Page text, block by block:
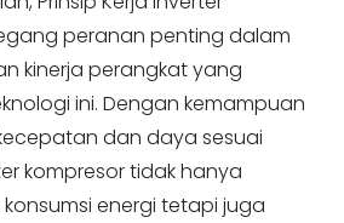
peranan penting dalam
kinerja perangkat yang
ini. Dengan kemampuan
dan daya sesuai
kompresor tidak hanya
energi tetapi juga